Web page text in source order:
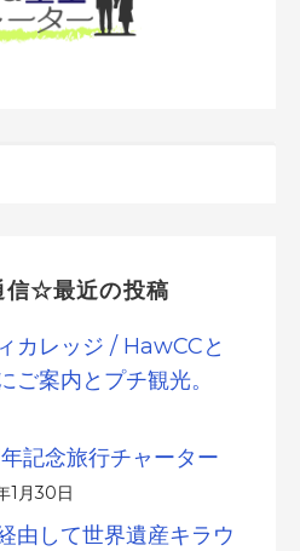
信☆最近の投稿
カレッジ / HawCCと
ご案内とプチ観光。
記念旅行チャーター
1月30日
由して世界遺産キラウ